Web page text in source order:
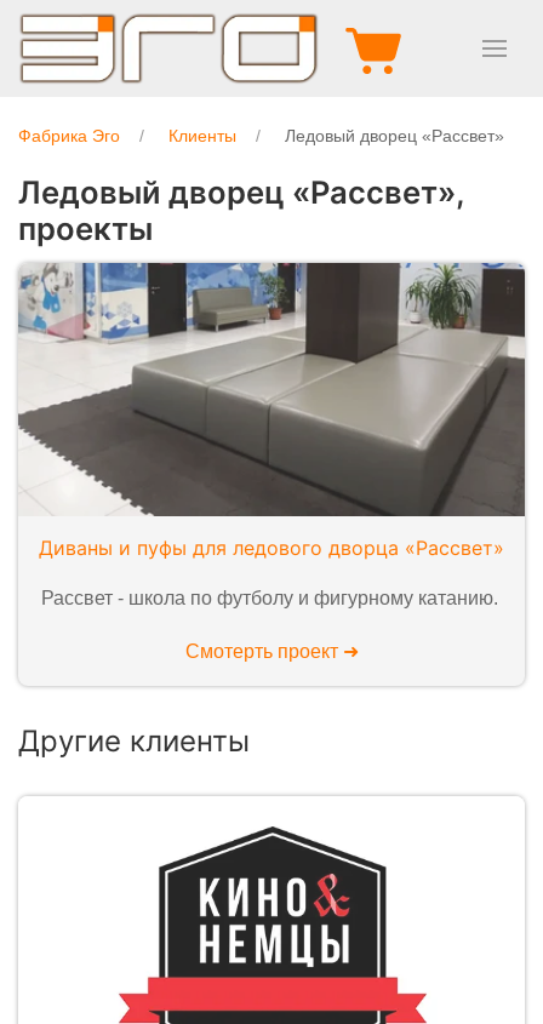
Фабрика Эго Клиенты Ледовый дворец «Рассвет»
Ледовый дворец «Рассвет»,
проекты
Диваны и пуфы для ледового дворца «Рассвет»
Рассвет - школа по футболу и фигурному катанию.
Смотерть проект ➜
Другие клиенты